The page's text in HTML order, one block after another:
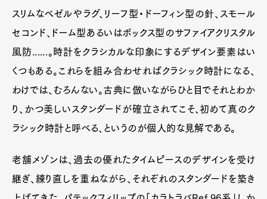
スリムなベゼルやラグ、リーフ型・ドーフィン型の針、スモール
セコンド、ドーム型あるいはボックス型のサファイアクリスタル
風防......。時計をクラシカルな印象にするデザイン要素はい
くつもある。これらを組み合わせればクラシック時計になる、
わけでは、むろんない。古典に倣いながらひと目でそれとわか
り、かつ美しいスタンダードが確立されてこそ、初めて真のク
ラシック時計と呼べる、というのが個人的な見解である。
老舗メゾンは、過去の優れたタイムピースのデザインを受け
継ぎ、練り直しを重ねながら、それぞれのスタンダードを築き